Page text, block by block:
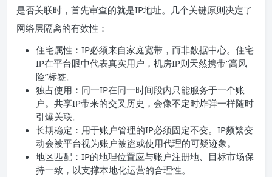
是否关联时，首先审查的就是IP地址。几个关键原则决定了
网络层隔离的有效性：
住宅属性：IP必须来自家庭宽带，而非数据中心。住宅
IP在平台眼中代表真实用户，机房IP则天然携带“高风
险”标签。
独占使用：同一IP在同一时间段内只能服务于一个账
户。共享IP带来的交叉历史，会像不定时炸弹一样随时
引爆关联。
长期稳定：用于账户管理的IP必须固定不变。IP频繁变
动会被平台视为账户被盗或使用代理的可疑迹象。
地区匹配：IP的地理位置应与账户注册地、目标市场保
持一致，以支撑本地化运营的合理性。